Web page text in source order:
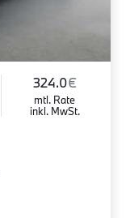
324.0€
mtl. Rate
inkl. MwSt.